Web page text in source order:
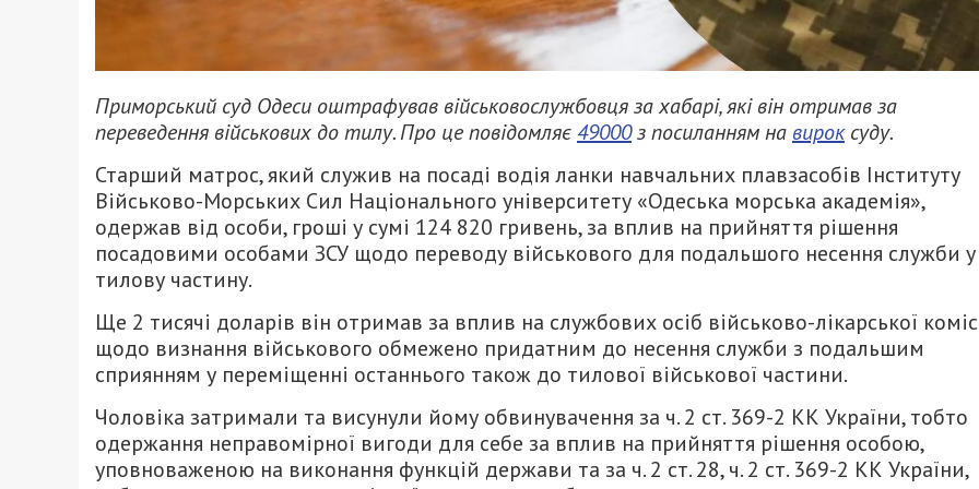
Приморський суд Одеси оштрафував військовослужбовця за хабарі, які він отримав за
переведення військових до тилу. Про це повідомляє49000з посиланням на вироксуду.
Старший матрос, який служив на посаді водія ланки навчальних плавзасобів Інституту
Військово-Морських Сил Національного університету «Одеська морська академія»,
одержав від особи, гроші у сумі 124 820 гривень, за вплив на прийняття рішення
посадовими особами ЗСУ щодо переводу військового для подальшого несення служби у
тилову частину.
Ще 2 тисячі доларів він отримав за вплив на службових осіб військово-лікарської
щодо визнання військового обмежено придатним до несення служби з подальшим
сприянням у переміщенні останнього також до тилової військової частини.
Чоловіка затримали та висунули йому обвинувачення за ч. 2 ст. 369-2 КК України, тобто
одержання неправомірної вигоди для себе за вплив на прийняття рішення особою,
уповноваженою на виконання функцій держави та за ч. 2 ст. 28, ч. 2 ст. 369-2 КК України,